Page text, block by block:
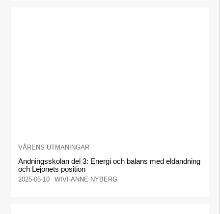
VÅRENS UTMANINGAR
Andningsskolan del 3: Energi och balans med eldandning
och Lejonets position
2025-05-10 WIVI-ANNE NYBERG